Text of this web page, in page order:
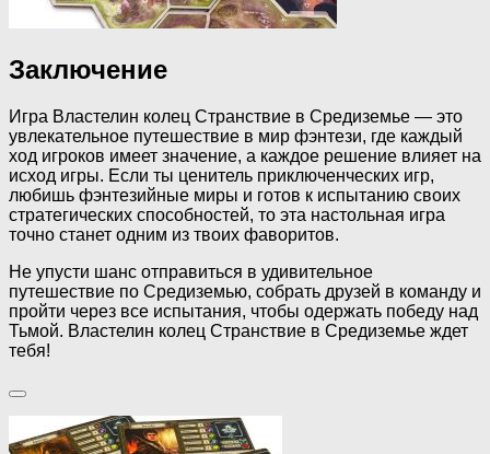
Заключение
Игра Властелин колец Странствие в Средиземье — это
увлекательное путешествие в мир фэнтези, где каждый
ход игроков имеет значение, а каждое решение влияет на
исход игры. Если ты ценитель приключенческих игр,
любишь фэнтезийные миры и готов к испытанию своих
стратегических способностей, то эта настольная игра
точно станет одним из твоих фаворитов.
Не упусти шанс отправиться в удивительное
путешествие по Средиземью, собрать друзей в команду и
пройти через все испытания, чтобы одержать победу над
Тьмой. Властелин колец Странствие в Средиземье ждет
тебя!